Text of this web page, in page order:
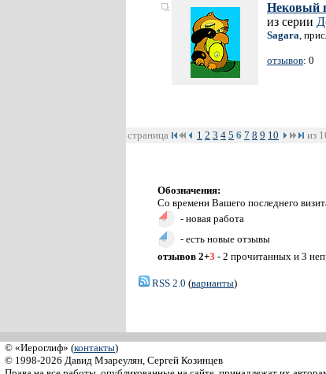
Нековый
из серии
Sagara,
отзывов: 0
страница 1 2 3 4 5 6 7 8 9 10 из
Обозначения:
Со времени Вашего последнего
- новая работа
- есть новые отзывы
отзывов 2+3 - 2 прочитанных и 3
RSS 2.0 (варианты)
© «Иероглиф» (контакты)
© 1998-2026 Давид Мзареулян, Сергей Козинцев